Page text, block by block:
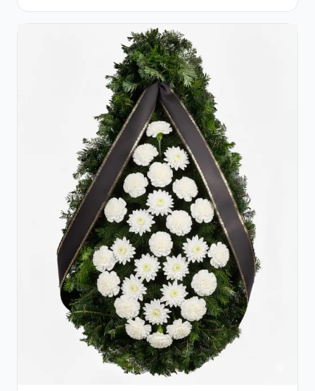
Garoafe Albe